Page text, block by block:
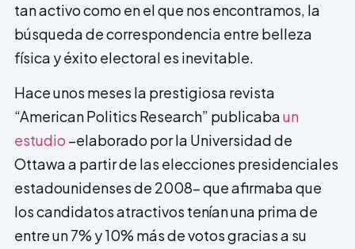
tan activo como en el que nos encontramos, la
búsqueda de correspondencia entre belleza
física y éxito electoral es inevitable.
Hace unos meses la prestigiosa revista
“American Politics Research” publicabaun
estudio –elaborado por la Universidad de
Ottawa a partir de las elecciones presidenciales
estadounidenses de 2008- que afirmaba que
los candidatos atractivos tenían una prima de
entre un 7% y 10% más de votos gracias a su